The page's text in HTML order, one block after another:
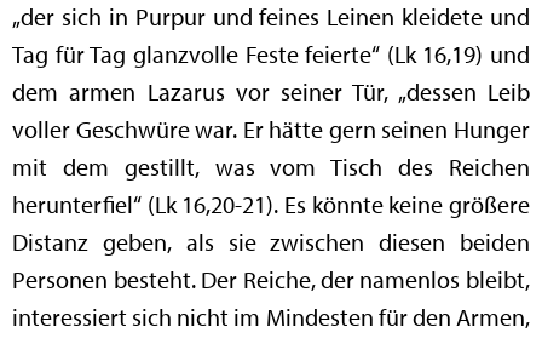
„der sich in Purpur und feines Leinen kleidete und
Tag für Tag glanzvolle Feste feierte“ (Lk 16,19) und
dem armen Lazarus vor seiner Tür, „dessen Leib
voller Geschwüre war. Er hätte gern seinen Hunger
mit dem gestillt, was vom Tisch des Reichen
herunterfiel“ (Lk 16,20-21). Es könnte keine größere
Distanz geben, als sie zwischen diesen beiden
Personen besteht. Der Reiche, der namenlos bleibt,
interessiert sich nicht im Mindesten für den Armen,